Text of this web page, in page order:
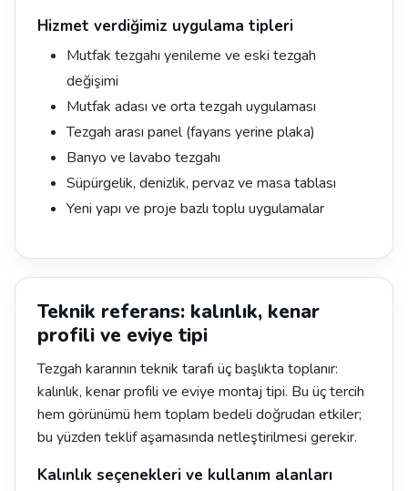
Hizmet verdiğimiz uygulama tipleri
Mutfak tezgahı yenileme ve eski tezgah
değişimi
Mutfak adası ve orta tezgah uygulaması
Tezgah arası panel (fayans yerine plaka)
Banyo ve lavabo tezgahı
Süpürgelik, denizlik, pervaz ve masa tablası
Yeni yapı ve proje bazlı toplu uygulamalar
Teknik referans: kalınlık, kenar
profili ve eviye tipi
Tezgah kararının teknik tarafı üç başlıkta toplanır:
kalınlık, kenar profili ve eviye montaj tipi. Bu üç tercih
hem görünümü hem toplam bedeli doğrudan etkiler;
bu yüzden teklif aşamasında netleştirilmesi gerekir.
Kalınlık seçenekleri ve kullanım alanları